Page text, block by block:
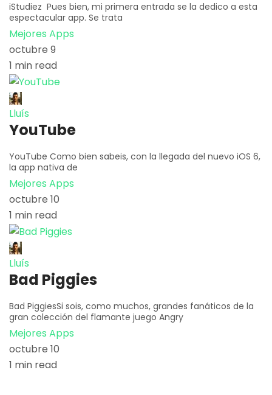
iStudiez Pues bien, mi primera entrada se la dedico a esta
espectacular app. Se trata
Mejores Apps
octubre 9
1 min read
Lluís
YouTube
YouTube Como bien sabeis, con la llegada del nuevo iOS 6,
la app nativa de
Mejores Apps
octubre 10
1 min read
Lluís
Bad Piggies
Bad PiggiesSi sois, como muchos, grandes fanáticos de la
gran colección del flamante juego Angry
Mejores Apps
octubre 10
1 min read